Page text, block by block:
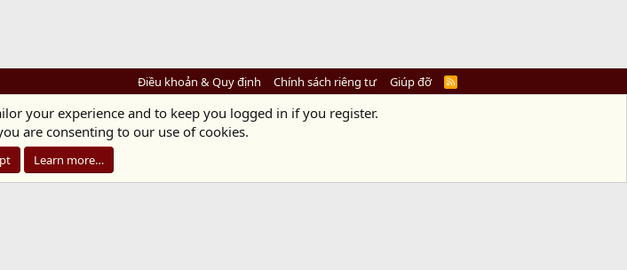
Điều khoản & Quy định Chính sách riêng tư Giúp đỡ
R
S
Pháp Âm
Phú Hòa Đông, Củ Chi, TP.HCM (Xem Bản đồ)
| Email: bientap@dieuphapam.net
Thích Minh Thiền
your experience and to keep you logged in if you register.
are consenting to our use of cookies.
Learn more…